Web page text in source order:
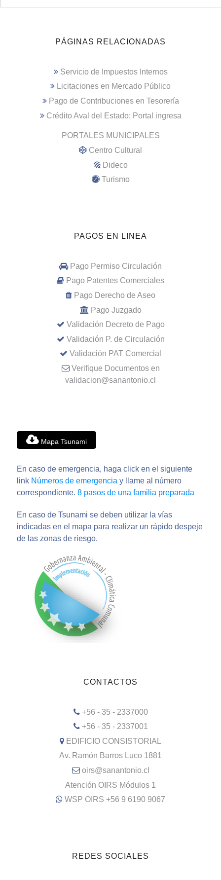
PÁGINAS RELACIONADAS
Servicio de Impuestos Internos
Licitaciones en Mercado Público
Pago de Contribuciones en Tesorería
Crédito Aval del Estado; Portal ingresa
PORTALES MUNICIPALES
Centro Cultural
Dideco
Turismo
PAGOS EN LINEA
Pago Permiso Circulación
Pago Patentes Comerciales
Pago Derecho de Aseo
Pago Juzgado
Validación Decreto de Pago
Validación P. de Circulación
Validación PAT Comercial
Verifique Documentos en
validacion@sanantonio.cl
Mapa Tsunami
En caso de emergencia, haga click en el siguiente
link Números de emergencia y llame al número
correspondiente. 8 pasos de una familia preparada
En caso de Tsunami se deben utilizar la vías
indicadas en el mapa para realizar un rápido despeje
de las zonas de riesgo.
CONTACTOS
+56 - 35 - 2337000
+56 - 35 - 2337001
EDIFICIO CONSISTORIAL
Av. Ramón Barros Luco 1881
oirs@sanantonio.cl
Atención OIRS Módulos 1
WSP OIRS +56 9 6190 9067
REDES SOCIALES